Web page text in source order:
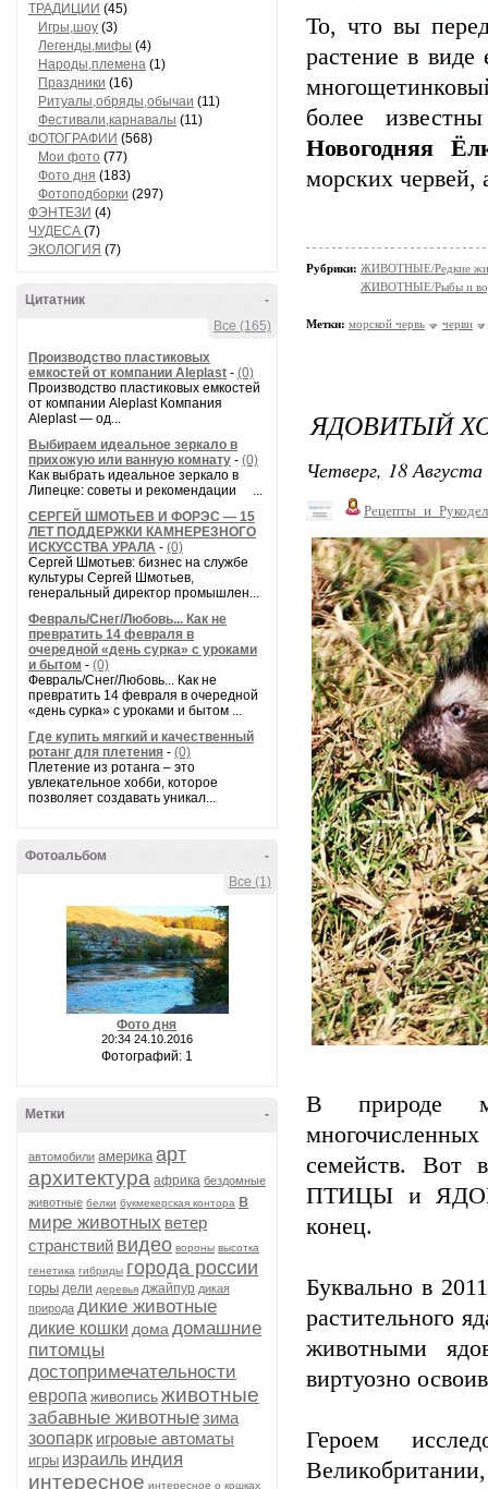
ТРАДИЦИИ (45)
Игры,шоу (3)
Легенды,мифы (4)
Народы,племена (1)
Праздники (16)
Ритуалы,обряды,обычаи (11)
Фестивали,карнавалы (11)
ФОТОГРАФИИ (568)
Мои фото (77)
Фото дня (183)
Фотоподборки (297)
ФЭНТЕЗИ (4)
ЧУДЕСА (7)
ЭКОЛОГИЯ (7)
-
Цитатник
Все (165)
Производство пластиковых
емкостей от компании Aleplast - (0)
Производство пластиковых емкостей
от компании Aleplast Компания
Aleplast — од...
Выбираем идеальное зеркало в
прихожую или ванную комнату - (0)
Как выбрать идеальное зеркало в
Липецке: советы и рекомендации ...
СЕРГЕЙ ШМОТЬЕВ И ФОРЭС — 15
ЛЕТ ПОДДЕРЖКИ КАМНЕРЕЗНОГО
ИСКУССТВА УРАЛА - (0)
Сергей Шмотьев: бизнес на службе
культуры Сергей Шмотьев,
генеральный директор промышлен...
Февраль/Снег/Любовь... Как не
превратить 14 февраля в
очередной «день сурка» с уроками
и бытом - (0)
Февраль/Снег/Любовь... Как не
превратить 14 февраля в очередной
«день сурка» с уроками и бытом ...
Где купить мягкий и качественный
ротанг для плетения - (0)
Плетение из ротанга – это
увлекательное хобби, которое
позволяет создавать уникал...
-
Фотоальбом
Все (1)
Фото дня
20:34 24.10.2016
Фотографий: 1
-
Метки
автомобили америка арт
архитектура африка бездомные
животные белки букмекерская контора в
мире животных ветер
странствий видео вороны высотка
генетика гибриды города россии
горы дели деревья джайпур дикая
природа дикие животные
дикие кошки дома домашние
питомцы
достопримечательности
европа живописьживотные
забавные животныезима
зоопарк игровые автоматы
игры израиль индия
интересное интересное о кошках
То, что вы
растение в
более
Новогодняя
морских червей,
Рубрики: ЖИВОТНЫЕ/Редкие
ЖИВОТНЫЕ/Рыбы и
Метки: морской червь черви
ЯДОВИТЫЙ
Четверг, 18
В природе
семейств. Вот
ПТИЦЫ и
конец.
Буквально в
растительного
животными
виртуозно
Героем